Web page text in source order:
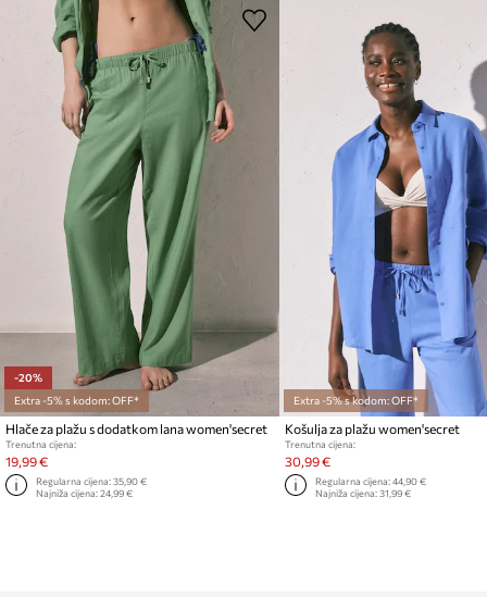
-20%
Extra -5% s kodom: OFF*
Hlače za plažu s dodatkom lana women'secret
Trenutna cijena:
19,99 €
Regularna cijena:35,90 €
Najniža cijena:24,99 €
Extra -5% s kodom: OFF*
Košulja za plažu women'secret
Trenutna cijena:
30,99 €
Regularna cijena:44,90 €
Najniža cijena:31,99 €